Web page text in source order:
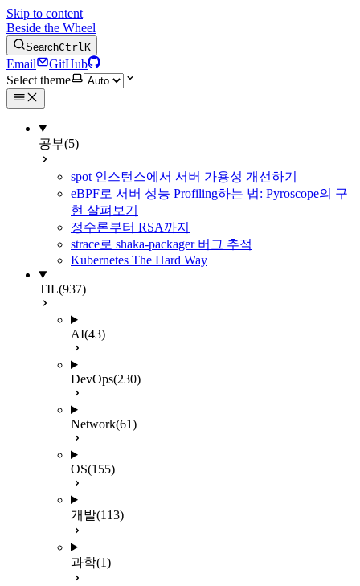
Skip to content
Beside the Wheel
SearchCtrlK
Email
GitHub
Select theme
공부(5)
spot 인스턴스에서 서버 가용성 개선하기
eBPF로 서버 성능 Profiling하는 법: Pyroscope의 구
현 살펴보기
정수론부터 RSA까지
strace로 shaka-packager 버그 추적
Kubernetes The Hard Way
TIL(937)
AI(43)
DevOps(230)
Network(61)
OS(155)
개발(113)
과학(1)